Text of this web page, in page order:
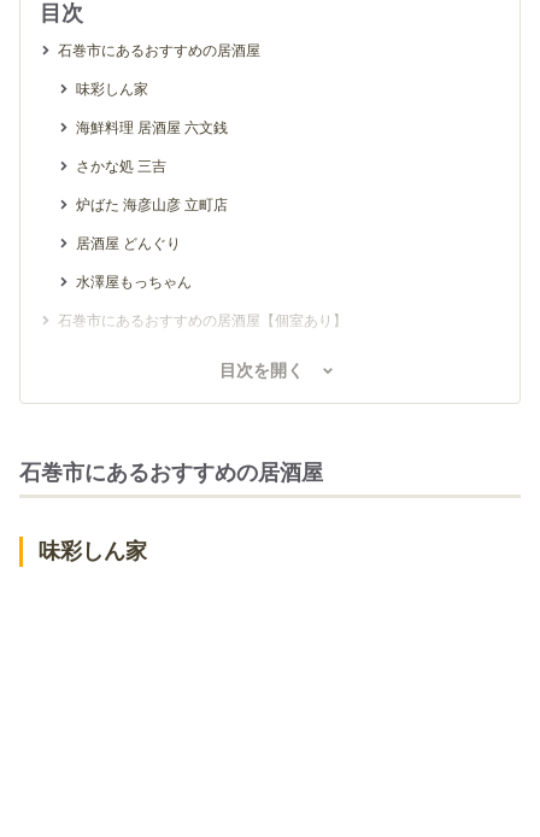
目次
石巻市にあるおすすめの居酒屋
味彩しん家
海鮮料理 居酒屋 六文銭
さかな処 三吉
炉ばた 海彦山彦 立町店
居酒屋 どんぐり
水澤屋もっちゃん
石巻市にあるおすすめの居酒屋【個室あり】
居酒屋 壱歩
全席個室居酒屋 忍家 石巻店
目次を開く
石巻市にあるおすすめの居酒屋
味彩しん家